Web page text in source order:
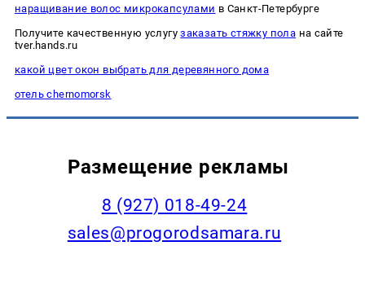
наращивание волос микрокапсулами в Санкт-Петербурге
Получите качественную услугузаказать стяжку пола на сайте
tver.hands.ru
какой цвет окон выбрать для деревянного дома
отель chernomorsk
Размещение рекламы
8 (927) 018-49-24
sales@progorodsamara.ru